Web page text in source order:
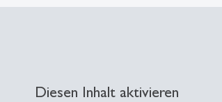
Diesen Inhalt aktivieren